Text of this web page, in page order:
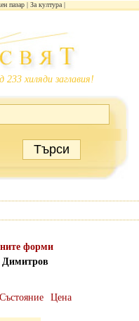
пазар За култура
233 хиляди заглавия!
форми
Състояние Цена